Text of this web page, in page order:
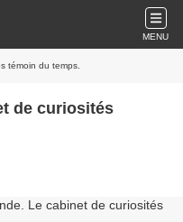
MENU
témoin du temps.
de curiosités